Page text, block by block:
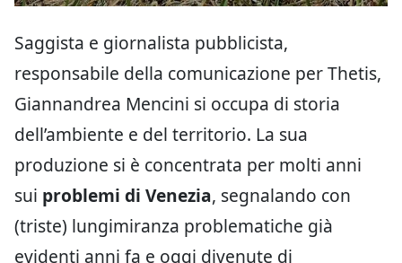
Saggista e giornalista pubblicista,
responsabile della comunicazione per Thetis,
Giannandrea Mencini si occupa di storia
dell’ambiente e del territorio. La sua
produzione si è concentrata per molti anni
sui problemi di Venezia, segnalando con
(triste) lungimiranza problematiche già
evidenti anni fa e oggi divenute di